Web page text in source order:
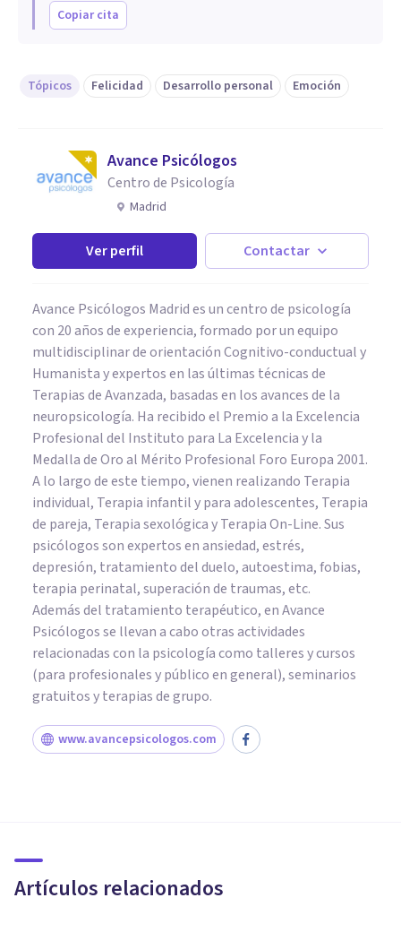
Copiar cita
Tópicos Felicidad Desarrollo personal Emoción
Avance Psicólogos
Centro de Psicología
Madrid
Ver perfil Contactar
Avance Psicólogos Madrid es un centro de psicología
con 20 años de experiencia, formado por un equipo
multidisciplinar de orientación Cognitivo-conductual y
Humanista y expertos en las últimas técnicas de
Terapias de Avanzada, basadas en los avances de la
neuropsicología. Ha recibido el Premio a la Excelencia
Profesional del Instituto para La Excelencia y la
Medalla de Oro al Mérito Profesional Foro Europa 2001.
A lo largo de este tiempo, vienen realizando Terapia
individual, Terapia infantil y para adolescentes, Terapia
de pareja, Terapia sexológica y Terapia On-Line. Sus
psicólogos son expertos en ansiedad, estrés,
depresión, tratamiento del duelo, autoestima, fobias,
terapia perinatal, superación de traumas, etc.
Además del tratamiento terapéutico, en Avance
Psicólogos se llevan a cabo otras actividades
relacionadas con la psicología como talleres y cursos
(para profesionales y público en general), seminarios
gratuitos y terapias de grupo.
www.avancepsicologos.com
Artículos relacionados
en tu vida